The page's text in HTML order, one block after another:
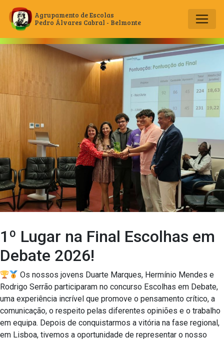
Main Navigation
Agrupamento de Escolas
Pedro Álvares Cabral - Belmonte
1º Lugar na Final Escolhas em
Debate 2026!
Os nossos jovens Duarte Marques, Hermínio Mendes e
Rodrigo Serrão participaram no concurso Escolhas em Debate,
uma experiência incrível que promove o pensamento crítico, a
comunicação, o respeito pelas diferentes opiniões e o trabalho
em equipa. Depois de conquistarmos a vitória na fase regional,
em Lisboa, tivemos a oportunidade de representar o nosso